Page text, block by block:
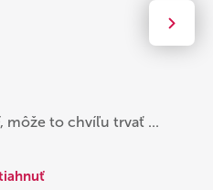
môže to chvíľu trvať ...